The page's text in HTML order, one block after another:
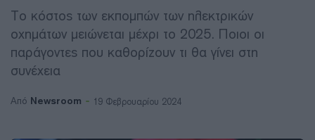
Το κόστος των εκπομπών των ηλεκτρικών
οχημάτων μειώνεται μέχρι το 2025. Ποιοι οι
παράγοντες που καθορίζουν τι θα γίνει στη
συνέχεια
Από Newsroom 19 Φεβρουαρίου 2024